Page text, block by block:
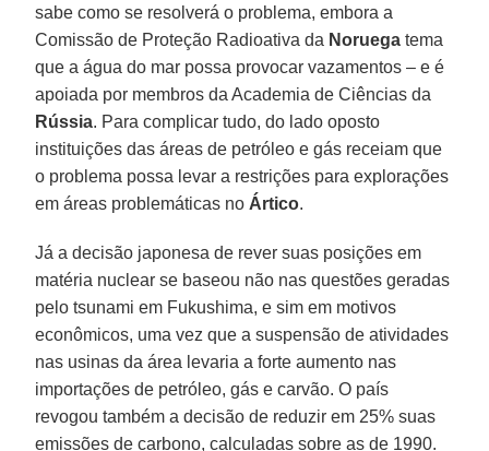
sabe como se resolverá o problema, embora a
Comissão de Proteção Radioativa da Noruega tema
que a água do mar possa provocar vazamentos – e é
apoiada por membros da Academia de Ciências da
Rússia. Para complicar tudo, do lado oposto
instituições das áreas de petróleo e gás receiam que
o problema possa levar a restrições para explorações
em áreas problemáticas no Ártico.
Já a decisão japonesa de rever suas posições em
matéria nuclear se baseou não nas questões geradas
pelo tsunami em Fukushima, e sim em motivos
econômicos, uma vez que a suspensão de atividades
nas usinas da área levaria a forte aumento nas
importações de petróleo, gás e carvão. O país
revogou também a decisão de reduzir em 25% suas
emissões de carbono, calculadas sobre as de 1990.